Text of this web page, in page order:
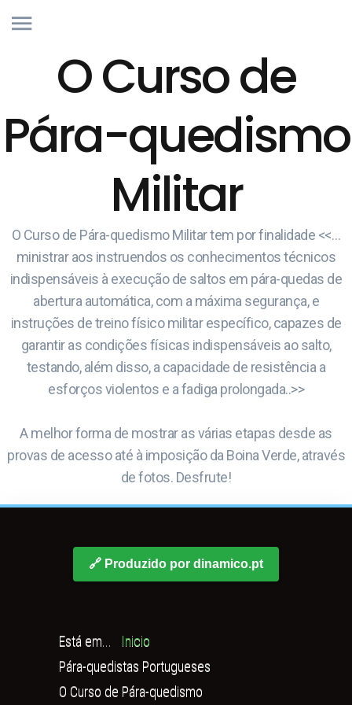
O Curso de
Pára-quedismo
Militar
O Curso de Pára-quedismo Militar tem por finalidade <<…
ministrar aos instruendos os conhecimentos técnicos
indispensáveis à execução de saltos em pára-quedas de
abertura automática, com a máxima segurança, e
instruções de treino físico militar específico, capazes de
garantir as condições físicas indispensáveis ao salto,
testando, além disso, a capacidade de resistência a
esforços violentos e a fadiga prolongada..>>
A melhor forma de mostrar as várias etapas desde as
provas de acesso até à imposição da Boina Verde, através
de fotos. Desfrute!
🔗 Produzido por dinamico.pt
Está em...
Inicio
Pára-quedistas Portugueses
O Curso de Pára-quedismo